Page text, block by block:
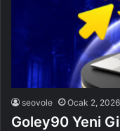
seovole Ocak 2, 2026
Goley90 Yeni